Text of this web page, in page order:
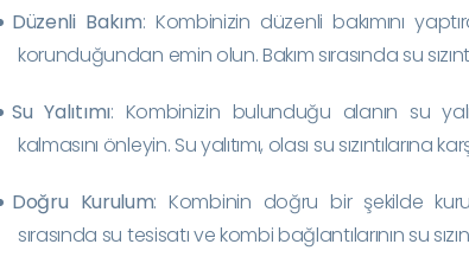
Düzenli Bakım: Kombinizin düzenli bakımını
korunduğundan emin olun. Bakım sırasında su
Su Yalıtımı: Kombinizin bulunduğu alanın su
kalmasını önleyin. Su yalıtımı, olası su sızıntılarına
Doğru Kurulum: Kombinin doğru bir şekilde
sırasında su tesisatı ve kombi bağlantılarının su